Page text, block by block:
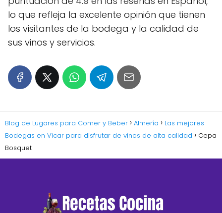
lo que refleja la excelente opinión que tienen
los visitantes de la bodega y la calidad de
sus vinos y servicios.
Blog de Lugares para Comer y Beber Almería
Las mejores
Bodegas en Vícar para disfrutar de vinos de alta calidad
Cepa
Bosquet